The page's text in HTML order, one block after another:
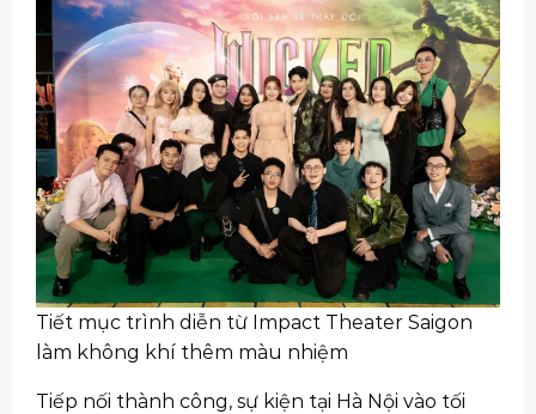
Tiết mục trình diễn từ Impact Theater Saigon
làm không khí thêm màu nhiệm
Tiếp nối thành công, sự kiện tại Hà Nội vào tối